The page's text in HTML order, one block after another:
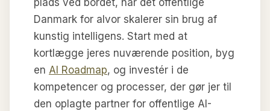
Danmark for alvor skalerer sin brug af
kunstig intelligens. Start med at
kortlægge jeres nuværende position, byg
en AI Roadmap, og investér i de
kompetencer og processer, der gør jer til
den oplagte partner for offentlige AI-